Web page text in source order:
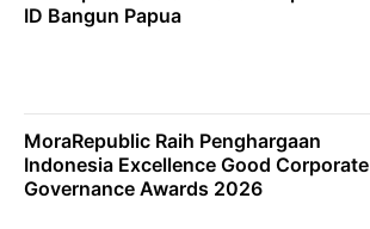
ID Bangun Papua
MoraRepublic Raih Penghargaan
Indonesia Excellence Good Corporate
Governance Awards 2026